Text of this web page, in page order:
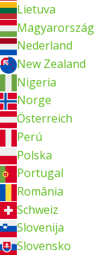
Lietuva
Magyarország
Nederland
New Zealand
Nigeria
Norge
Österreich
Perú
Polska
Portugal
România
Schweiz
Slovenija
Slovensko